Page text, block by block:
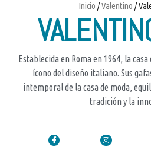
Inicio /Valentino /
Establecida en Roma en 1964, la
ícono del diseño italiano. Sus
intemporal de la casa de moda,
tradición y la